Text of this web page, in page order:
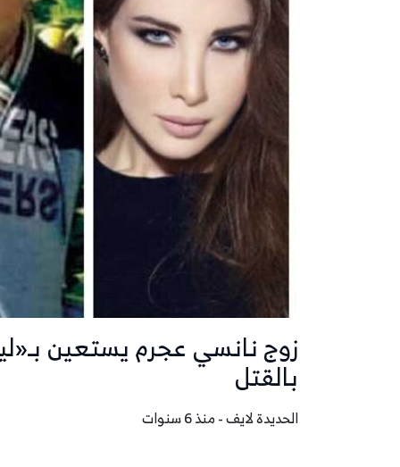
زوج نانسي عجرم يستعين
بالقتل
الحديدة لايف - منذ 6 سنوات